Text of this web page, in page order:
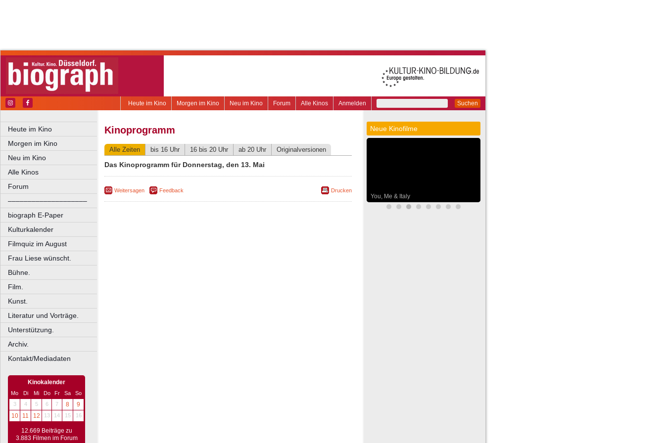
Suchen
Anmelden
Alle Kinos
Forum
Neu im Kino
Morgen im Kino
Heute im Kino
Heute im Kino
Morgen im Kino
Neu im Kino
Alle Kinos
Forum
––––––––––––––––––––
biograph E-Paper
Kulturkalender
Filmquiz im August
Frau Liese wünscht.
Bühne.
Film.
Kunst.
Literatur und Vorträge.
Unterstützung.
Archiv.
Kontakt/Mediadaten
Kinokalender
Mo Di Mi Do Fr Sa
So
3
4 5 6 7 8
9
10
11 12 13 14 15 16
12.669 Beiträge zu
3.883 Filmen im Forum
Kinoprogramm
Alle Zeiten bis 16 Uhr 16 bis 20 Uhr ab 20 Uhr Originalversionen
Das Kinoprogramm für Donnerstag, den 13. Mai
Weitersagen Feedback Drucken
Neue Kinofilme
You, Me & Italy